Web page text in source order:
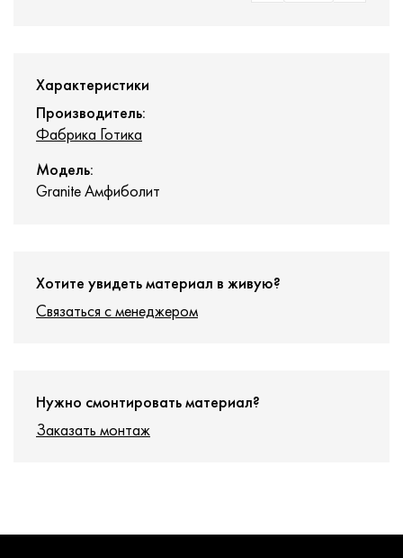
Характеристики
Производитель:
Фабрика Готика
Модель:
Granite Амфиболит
Хотите увидеть материал в живую?
Связаться с менеджером
Нужно смонтировать материал?
Заказать монтаж